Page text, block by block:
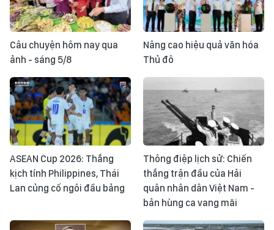
Câu chuyện hôm nay qua
ảnh - sáng 5/8
Nâng cao hiệu quả văn hóa
Thủ đô
ASEAN Cup 2026: Thắng
kịch tính Philippines, Thái
Lan củng cố ngôi đầu bảng
Thông điệp lịch sử: Chiến
thắng trận đầu của Hải
quân nhân dân Việt Nam -
bản hùng ca vang mãi